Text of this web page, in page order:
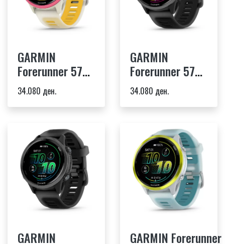
GARMIN
Forerunner 570
- 42mm
Raspberry
Aluminum with
Translucent
Bone/Mango
34.080 ден.
GARMIN
Forerunner 570
- 47mm Slate
Gray Aluminum
Translucent
34.080 ден.
GARMIN GARMIN Forerunner